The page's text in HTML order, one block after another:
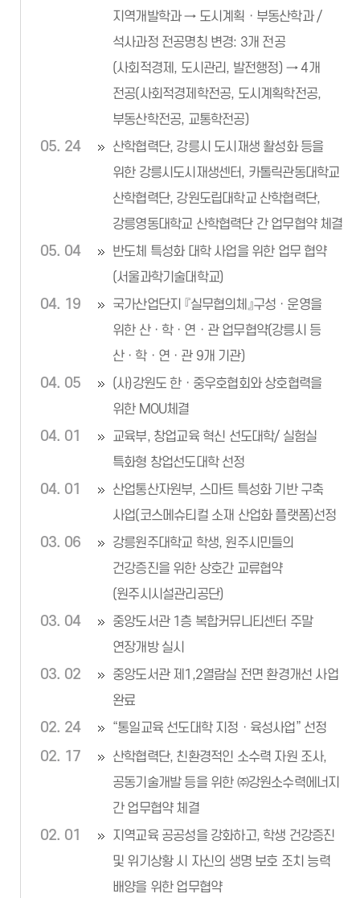
지역개발학과 → 도시계획ㆍ부동산학과 /
석사과정 전공명칭 변경: 3개 전공
(사회적경제, 도시관리, 발전행정) → 4개
전공(사회적경제학전공, 도시계획학전공,
부동산학전공, 교통학전공)
05. 24
산학협력단, 강릉시 도시재생 활성화 등을
위한 강릉시도시재생센터, 카톨릭관동대학교
산학협력단, 강원도립대학교 산학협력단,
강릉영동대학교 산학협력단 간 업무협약 체결
05. 04
반도체 특성화 대학 사업을 위한 업무 협약
(서울과학기술대학교)
04. 19
국가산업단지 『실무협의체』구성ㆍ운영을
위한 산ㆍ학ㆍ연ㆍ관 업무협약(강릉시 등
산ㆍ학ㆍ연ㆍ관 9개 기관)
04. 05
(사)강원도 한ㆍ중우호협회와 상호협력을
위한 MOU체결
04. 01
교육부, 창업교육 혁신 선도대학/ 실험실
특화형 창업선도대학 선정
04. 01
산업통산자원부, 스마트 특성화 기반 구축
사업(코스메슈티컬 소재 산업화 플랫폼)선정
03. 06
강릉원주대학교 학생, 원주시민들의
건강증진을 위한 상호간 교류협약
(원주시시설관리공단)
03. 04
중앙도서관 1층 복합커뮤니티센터 주말
연장개방 실시
03. 02
중앙도서관 제1,2열람실 전면 환경개선 사업
완료
02. 24 “통일교육 선도대학 지정ㆍ육성사업” 선정
02. 17
산학협력단, 친환경적인 소수력 자원 조사,
공동기술개발 등을 위한 ㈜강원소수력에너지
간 업무협약 체결
02. 01
지역교육 공공성을 강화하고, 학생 건강증진
및 위기상황 시 자신의 생명 보호 조치 능력
배양을 위한 업무협약